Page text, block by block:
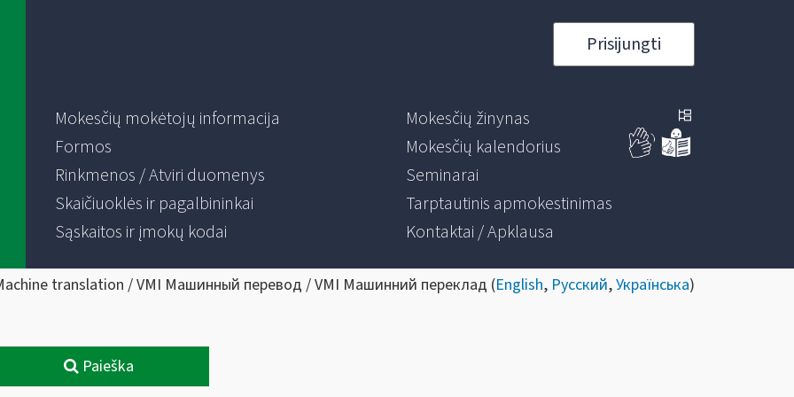
Prisijungti
Mokesčių mokėtojų informacija
Formos
Rinkmenos / Atviri duomenys
Skaičiuoklės ir pagalbininkai
Sąskaitos ir įmokų kodai
Mokesčių žinynas
Mokesčių kalendorius
Seminarai
Tarptautinis apmokestinimas
Kontaktai / Apklausa
translation / VMI Машинный перевод / VMI Машинний переклад (English, Русский,Українська)
Paieška